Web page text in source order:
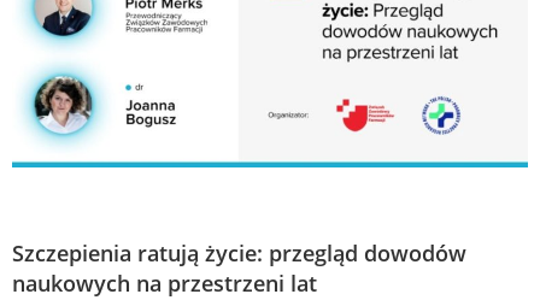
Szczepienia ratują życie: przegląd dowodów
naukowych na przestrzeni lat